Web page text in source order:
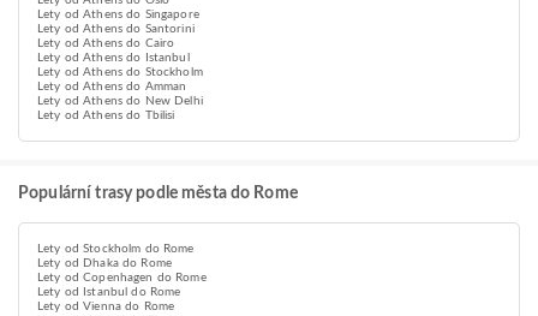
Lety od Athens do Singapore
Lety od Athens do Santorini
Lety od Athens do Cairo
Lety od Athens do Istanbul
Lety od Athens do Stockholm
Lety od Athens do Amman
Lety od Athens do New Delhi
Lety od Athens do Tbilisi
Populární trasy podle města do Rome
Lety od Stockholm do Rome
Lety od Dhaka do Rome
Lety od Copenhagen do Rome
Lety od Istanbul do Rome
Lety od Vienna do Rome